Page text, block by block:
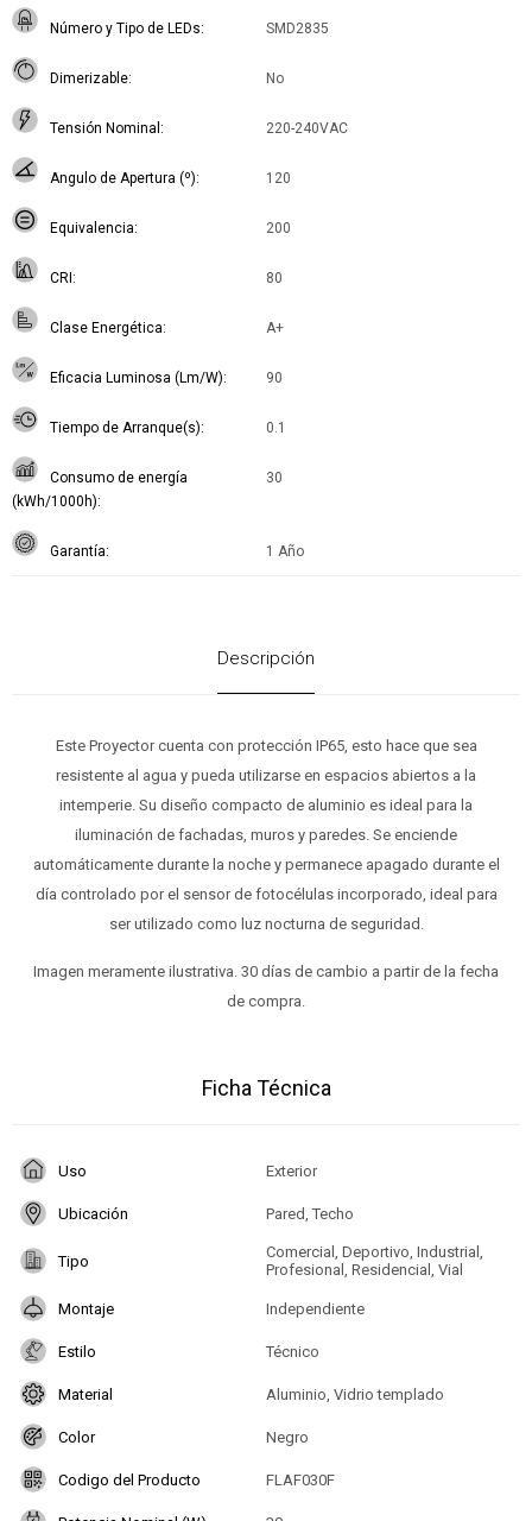
Número y Tipo de LEDs SMD2835
Dimerizable No
Tensión Nominal 220-240VAC
Angulo de Apertura (º) 120
Equivalencia 200
CRI 80
Clase Energética A+
Eficacia Luminosa (Lm/W) 90
Tiempo de Arranque(s) 0.1
Consumo de energía
(kWh/1000h)
30
Garantía 1 Año
Descripción
Este Proyector cuenta con protección IP65, esto hace que sea
resistente al agua y pueda utilizarse en espacios abiertos a la
intemperie. Su diseño compacto de aluminio es ideal para la
iluminación de fachadas, muros y paredes. Se enciende
automáticamente durante la noche y permanece apagado durante el
día controlado por el sensor de fotocélulas incorporado, ideal para
ser utilizado como luz nocturna de seguridad.
Imagen meramente ilustrativa. 30 días de cambio a partir de la fecha
de compra.
Ficha Técnica
Uso Exterior
Ubicación Pared, Techo
Tipo
Comercial, Deportivo, Industrial,
Profesional, Residencial, Vial
Montaje Independiente
Estilo Técnico
Material Aluminio, Vidrio templado
Color Negro
Codigo del Producto FLAF030F